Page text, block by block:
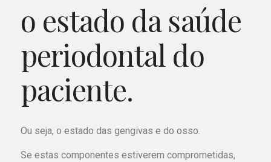
o estado da saúde
periodontal do
paciente.
Ou seja, o estado das gengivas e do osso.
Se estas componentes estiverem comprometidas,